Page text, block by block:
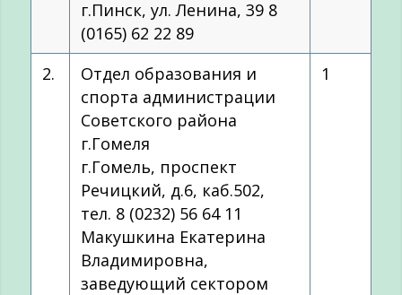
г.Пинск, ул. Ленина, 39 8
(0165) 62 22 89
2.
Отдел образования и
спорта администрации
Советского района
г.Гомеля
г.Гомель, проспект
Речицкий, д.6, каб.502,
тел. 8 (0232) 56 64 11
Макушкина Екатерина
Владимировна,
заведующий сектором
1